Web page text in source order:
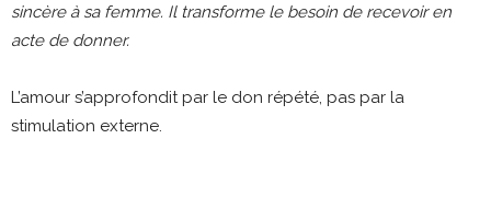
sincère à sa femme. Il transforme le besoin de recevoir en
acte de donner.
L’amour s’approfondit par le don répété, pas par la
stimulation externe.